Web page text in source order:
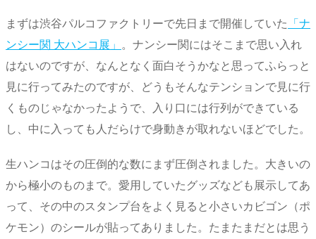
まずは渋谷パルコファクトリーで先日まで開催していた
「ナ
ンシー関 大ハンコ展」
。ナンシー関にはそこまで思い入れ
はないのですが、なんとなく面白そうかなと思ってふらっと
見に行ってみたのですが、どうもそんなテンションで見に行
くものじゃなかったようで、入り口には行列ができている
し、中に入っても人だらけで身動きが取れないほどでした。
生ハンコはその圧倒的な数にまず圧倒されました。大きいの
から極小のものまで。愛用していたグッズなども展示してあ
って、その中のスタンプ台をよく見ると小さいカビゴン（ポ
ケモン）のシールが貼ってありました。たまたまだとは思う